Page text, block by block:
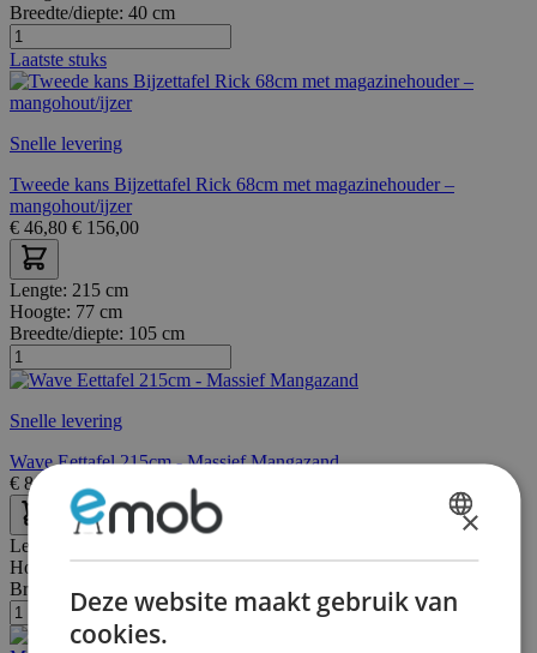
Breedte/diepte: 40 cm
Laatste stuks
Snelle levering
Tweede kans Bijzettafel Rick 68cm met magazinehouder –
mangohout/ijzer
€ 46,80 € 156,00
Lengte: 215 cm
Hoogte: 77 cm
Breedte/diepte: 105 cm
Snelle levering
Wave Eettafel 215cm - Massief Mangazand
€ 849,00 €
Lengte:
Hoogte:45 cm
Breedte/diepte:
72 cm
×
Deze website maakt gebruik van
cookies.